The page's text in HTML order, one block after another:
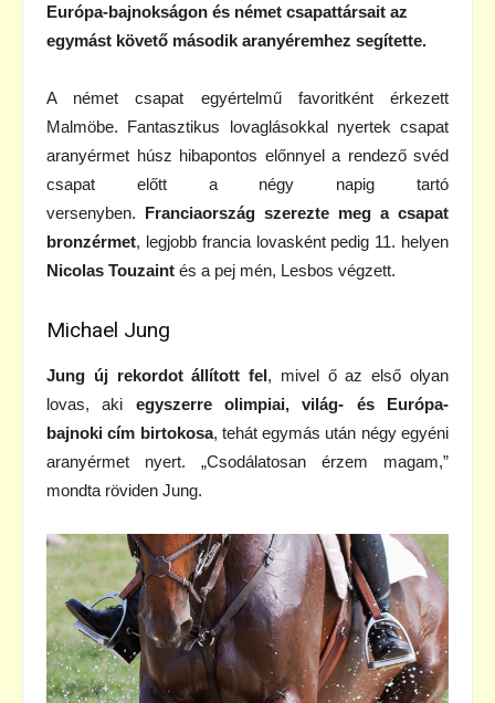
Európa-bajnokságon és német csapattársait az
egymást követő második aranyéremhez segítette.
A német csapat egyértelmű favoritként érkezett
Malmöbe. Fantasztikus lovaglásokkal nyertek csapat
aranyérmet húsz hibapontos előnnyel a rendező svéd
csapat előtt a négy napig tartó
versenyben. Franciaország szerezte meg a csapat
bronzérmet, legjobb francia lovasként pedig 11. helyen
Nicolas Touzaint és a pej mén, Lesbos végzett.
Michael Jung
Jung új rekordot állított fel, mivel ő az első olyan
lovas, aki egyszerre olimpiai, világ- és Európa-
bajnoki cím birtokosa, tehát egymás után négy egyéni
aranyérmet nyert. „Csodálatosan érzem magam,”
mondta röviden Jung.